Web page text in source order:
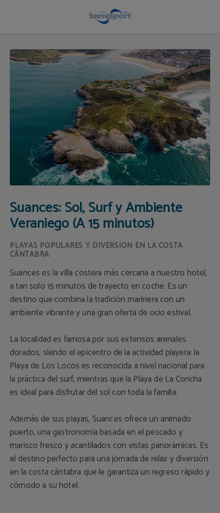
Suances: Sol, Surf y Ambiente
Veraniego (A 15 minutos)
PLAYAS POPULARES Y DIVERSIÓN EN LA COSTA
CÁNTABRA
Suances es la villa costera más cercana a nuestro hotel,
a tan solo 15 minutos de trayecto en coche. Es un
destino que combina la tradición marinera con un
ambiente vibrante y una gran oferta de ocio estival.
La localidad es famosa por sus extensos arenales
dorados, siendo el epicentro de la actividad playera: la
Playa de Los Locos es reconocida a nivel nacional para
la práctica del surf, mientras que la Playa de La Concha
es ideal para disfrutar del sol con toda la familia.
Además de sus playas, Suances ofrece un animado
puerto, una gastronomía basada en el pescado y
marisco fresco y acantilados con vistas panorámicas. Es
el destino perfecto para una jornada de relax y diversión
en la costa cántabra que le garantiza un regreso rápido y
cómodo a su hotel.